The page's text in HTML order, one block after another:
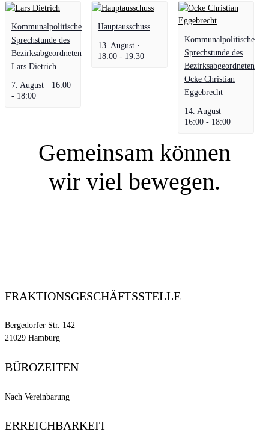
Kommunalpolitische
Sprechstunde des
Bezirksabgeordneten
Lars Dietrich
7. August · 16:00
- 18:00
Hauptausschuss
13. August ·
18:00- 19:30
Kommunalpolitische
Sprechstunde des
Bezirksabgeordneten
Ocke Christian
Eggebrecht
14. August ·
16:00- 18:00
Gemeinsam können
wir viel bewegen.
FRAKTIONSGESCHÄFTSSTELLE
Bergedorfer Str. 142
21029 Hamburg
BÜROZEITEN
Nach Vereinbarung
ERREICHBARKEIT